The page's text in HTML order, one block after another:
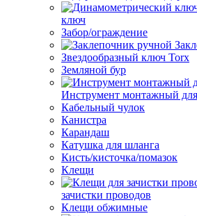
ключ
Забор/ограждение
Звездообразный ключ Torx
Земляной бур
Инструмент монтажный
Кабельный чулок
Канистра
Карандаш
Катушка для шланга
Кисть/кисточка/помазок
Клещи
зачистки проводов
Клещи обжимные